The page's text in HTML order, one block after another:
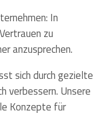
In
zu
anzusprechen.
sich durch gezielte
verbessern. Unsere
Konzepte für